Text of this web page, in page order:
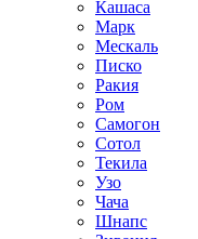
Кашаса
Марк
Мескаль
Писко
Ракия
Ром
Самогон
Сотол
Текила
Узо
Чача
Шнапс